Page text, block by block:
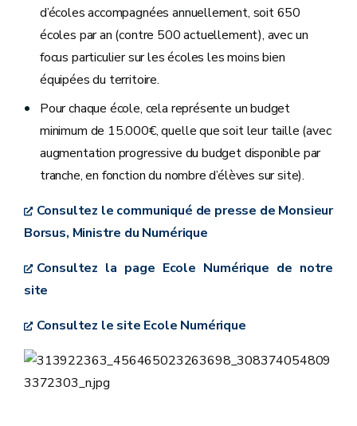
d’écoles accompagnées annuellement, soit 650
écoles par an (contre 500 actuellement), avec un
focus particulier sur les écoles les moins bien
équipées du territoire.
Pour chaque école, cela représente un budget
minimum de 15.000€, quelle que soit leur taille (avec
augmentation progressive du budget disponible par
tranche, en fonction du nombre d’élèves sur site).
Consultez le communiqué de presse de Monsieur
Borsus, Ministre du Numérique
Consultez la page Ecole Numérique de notre
site
Consultez le site Ecole Numérique